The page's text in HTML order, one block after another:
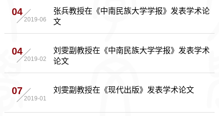
04
2019-06
张兵教授在《中南民族大学学报》发表学术论
文
04
2019-02
刘雯副教授在《中南民族大学学报》发表学术
论文
07
2019-01
刘雯副教授在《现代出版》发表学术论文